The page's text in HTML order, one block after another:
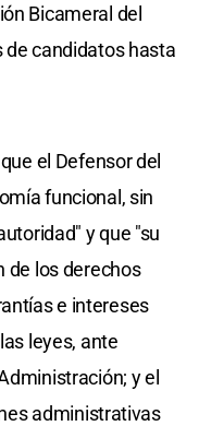
Bicameral del
de candidatos hasta
el Defensor del
funcional, sin
y que "su
de los derechos
e intereses
leyes, ante
y el
administrativas